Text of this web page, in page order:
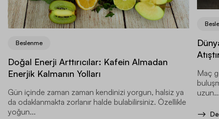
Beslenme
Doğal Enerji Arttırıcılar: Kafein Almadan
Enerjik Kalmanın Yolları
Gün içinde zaman zaman kendinizi yorgun, halsiz ya
da odaklanmakta zorlanır halde bulabilirsiniz. Özellikle
yoğun...
Maç